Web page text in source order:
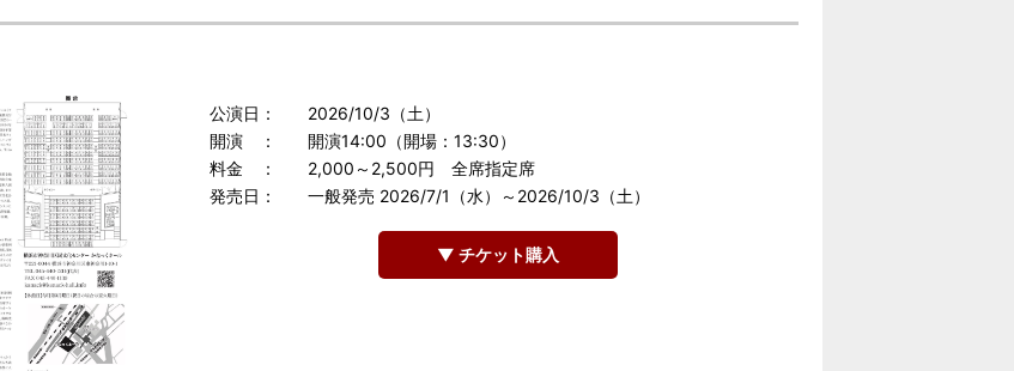
公演日：
2026/10/3（土）
開演 ：
開演14:00（開場：13:30）
料金 ：
2,000～2,500円
全席指定席
発売日：
一般発売 2026/7/1（水）～2026/10/3（土）
▼ チケット購入